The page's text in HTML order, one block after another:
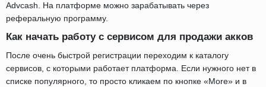
Advcash. На платформе можно зарабатывать через
реферальную программу.
Как начать работу с сервисом для продажи акков
После очень быстрой регистрации переходим к каталогу
сервисов, с которыми работает платформа. Если нужного нет в
списке популярного, то просто кликаем по кнопке «More» и в